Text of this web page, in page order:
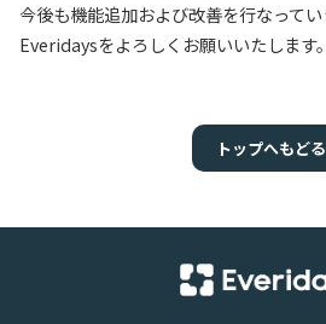
今後も機能追加および改善を行なってい
Everidaysをよろしくお願いいたします。
トップへもどる